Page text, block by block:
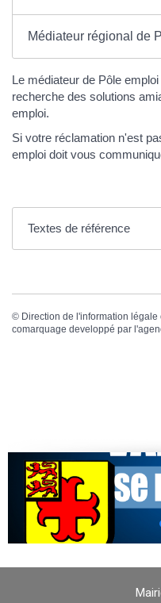
Médiateur régional de
Le médiateur de Pôle
recherche des solutions
emploi.
Si votre réclamation n'est
emploi doit vous
Textes de référence
© Direction de l'information légale
comarquage developpé par l'